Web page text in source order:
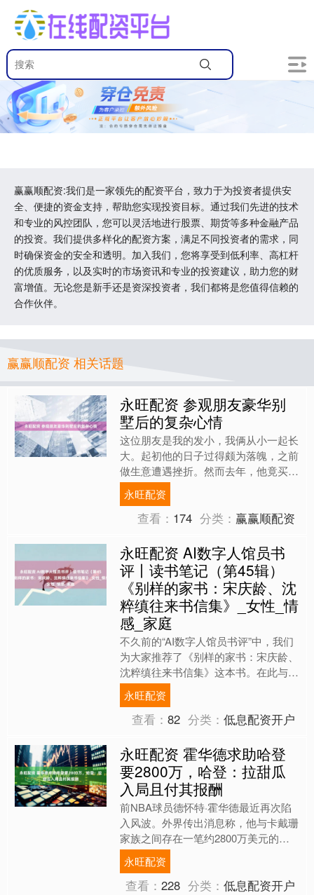
赢赢顺配资:我们是一家领先的配资平台，致力于为投资者提供安
全、便捷的资金支持，帮助您实现投资目标。通过我们先进的技术
和专业的风控团队，您可以灵活地进行股票、期货等多种金融产品
的投资。我们提供多样化的配资方案，满足不同投资者的需求，同
时确保资金的安全和透明。加入我们，您将享受到低利率、高杠杆
的优质服务，以及实时的市场资讯和专业的投资建议，助力您的财
富增值。无论您是新手还是资深投资者，我们都将是您值得信赖的
合作伙伴。
赢赢顺配资 相关话题
永旺配资 参观朋友豪华别
墅后的复杂心情
这位朋友是我的发小，我俩从小一起长
大。起初他的日子过得颇为落魄，之前
做生意遭遇挫折。然而去年，他竟买下
了一栋豪华的花园别墅。装修耗时一
年，完工后他邀我前去参观。....
永旺配资
查看： 174 分类： 赢赢顺配资
永旺配资 AI数字人馆员书
评丨读书笔记（第45辑）
《别样的家书：宋庆龄、沈
粹缜往来书信集》_女性_情
感_家庭
不久前的“AI数字人馆员书评”中，我们
为大家推荐了《别样的家书：宋庆龄、
沈粹缜往来书信集》这本书。在此与大
家分享读者撰写的读书笔记，希望这些
分享能为更多的读者提....
永旺配资
查看：82 分类：低息配资开户
永旺配资 霍华德求助哈登
要2800万，哈登：拉甜瓜
入局且付其报酬
前NBA球员德怀特·霍华德最近再次陷
入风波。外界传出消息称，他与卡戴珊
家族之间存在一笔约2800万美元的托
管金纠纷。这笔资金最初源自一次早年
的投资合作，由卡戴珊....
永旺配资
查看：228 分类：低息配资开户